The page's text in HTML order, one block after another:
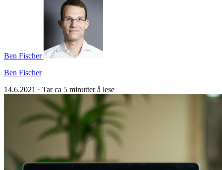
Ben Fischer
Ben Fischer
14.6.2021 · Tar ca 5 minutter å lese